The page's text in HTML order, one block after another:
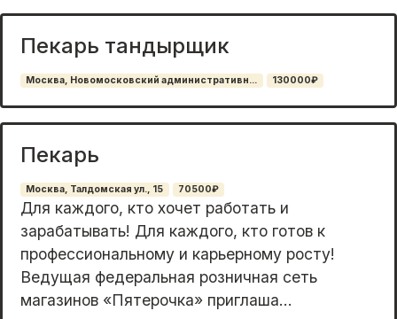
Пекарь тандырщик
Москва, Новомосковский административн... 130000₽
Пекарь
Москва, Талдомская ул., 15 70500₽
Для каждого, кто хочет работать и
зарабатывать! Для каждого, кто готов к
профессиональному и карьерному росту!
Ведущая федеральная розничная сеть
магазинов «Пятерочка» приглаша...